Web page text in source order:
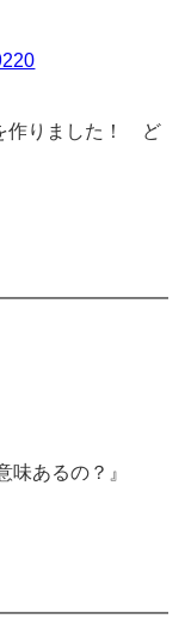
作りました！ ど
味あるの？』